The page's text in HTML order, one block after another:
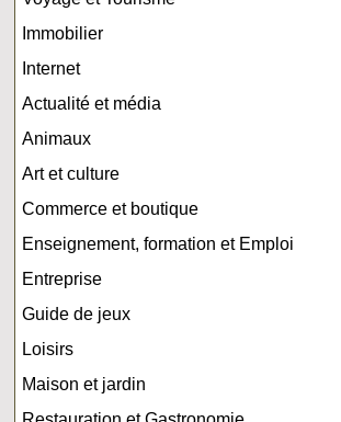
Immobilier
Internet
Actualité et média
Animaux
Art et culture
Commerce et boutique
Enseignement, formation et Emploi
Entreprise
Guide de jeux
Loisirs
Maison et jardin